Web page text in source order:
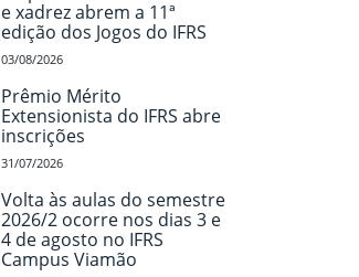
e xadrez abrem a 11ª
edição dos Jogos do IFRS
03/08/2026
Prêmio Mérito
Extensionista do IFRS abre
inscrições
31/07/2026
Volta às aulas do semestre
2026/2 ocorre nos dias 3 e
4 de agosto no IFRS
Campus Viamão